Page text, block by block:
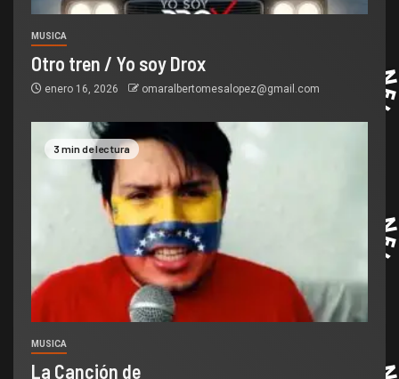
MUSICA
Otro tren / Yo soy Drox
enero 16, 2026 omaralbertomesalopez@gmail.com
3 min de lectura
MUSICA
La Canción de